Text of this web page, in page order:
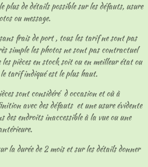
plus de détails possible sur les défauts, usure
ou message.
frais de port , tous les tarif ne sont pas
simple les photos ne sont pas contractuel
pièces en stock soit ou en meilleur état ou
tarif indiqué est le plus haut.
sont considéré d occasion et où à
avec des défauts et une usure évidente
des endroits inaccessible à la vue ou une
la durée de 2 mois et sur les détails donner